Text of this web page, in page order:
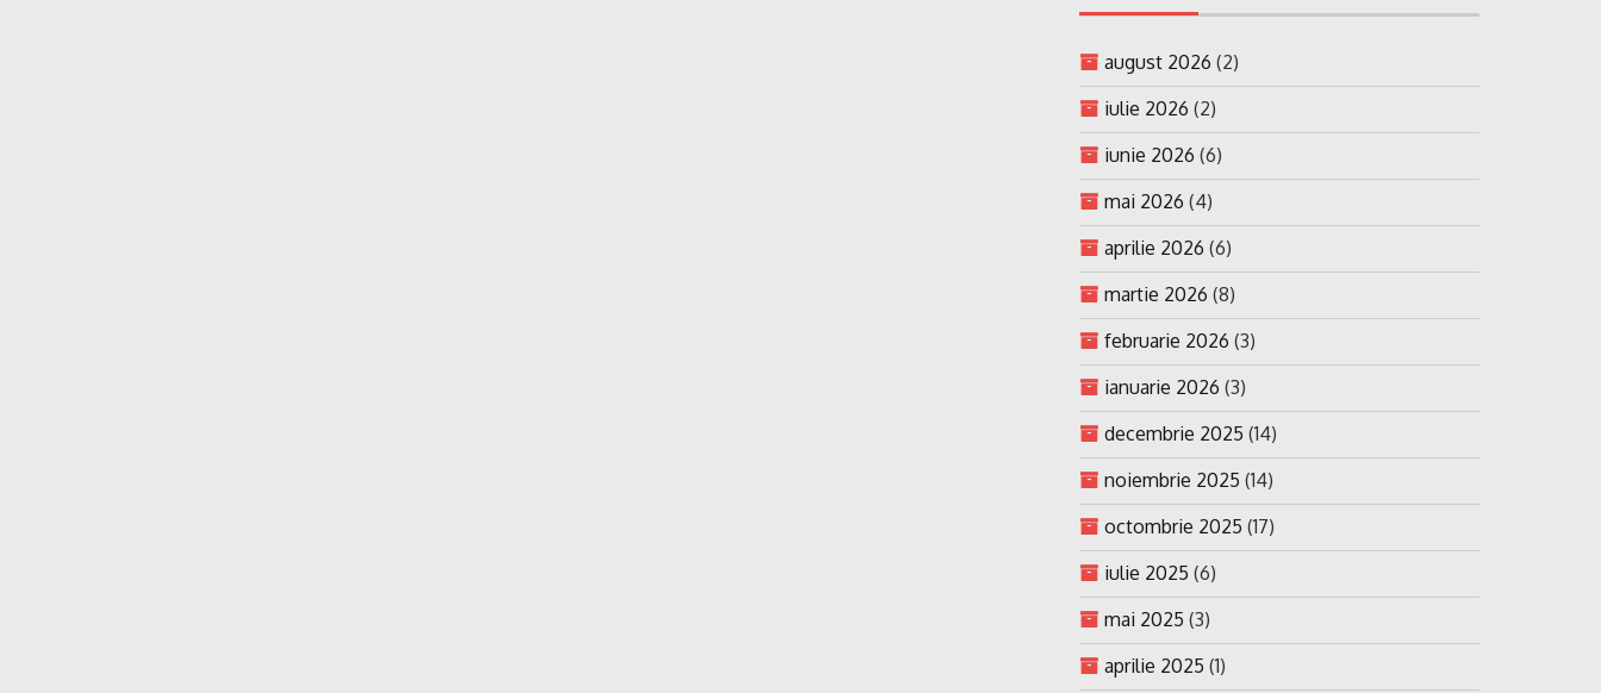
august 2026 (2)
iulie 2026 (2)
iunie 2026 (6)
mai 2026 (4)
aprilie 2026 (6)
martie 2026 (8)
februarie 2026 (3)
ianuarie 2026 (3)
decembrie 2025 (14)
noiembrie 2025 (14)
octombrie 2025 (17)
iulie 2025 (6)
mai 2025 (3)
aprilie 2025 (1)